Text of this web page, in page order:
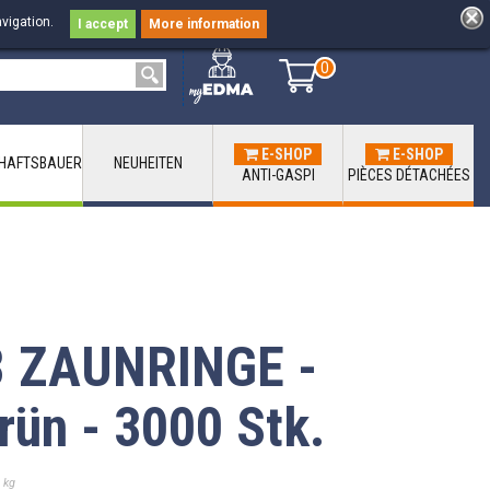
0
0
I accept More information
NEUHEITEN
E-SHOP
ANTI-GASPI
E-SHOP
PIÈCES DÉTACHÉES
-
- 3000 Stk.
kg